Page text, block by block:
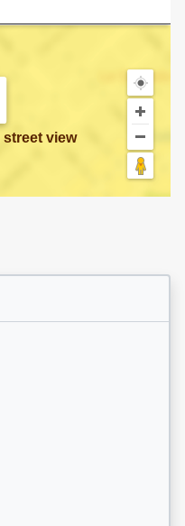
street view